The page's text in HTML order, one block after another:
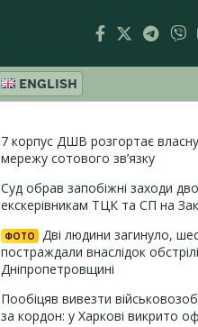
ENGLISH
7 корпус ДШВ розгортає
мережу сотового зв’язку
Суд обрав запобіжні заходи
екскерівникам ТЦК та СП на
ФОТО
Дві людини загинуло,
постраждали внаслідок
Дніпропетровщині
Пообіцяв вивезти
за кордон: у Харкові викрито